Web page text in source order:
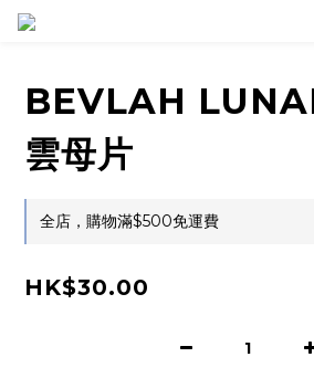
BEVLAH
雲母片
全店，購物滿$500免運費
HK$30.00